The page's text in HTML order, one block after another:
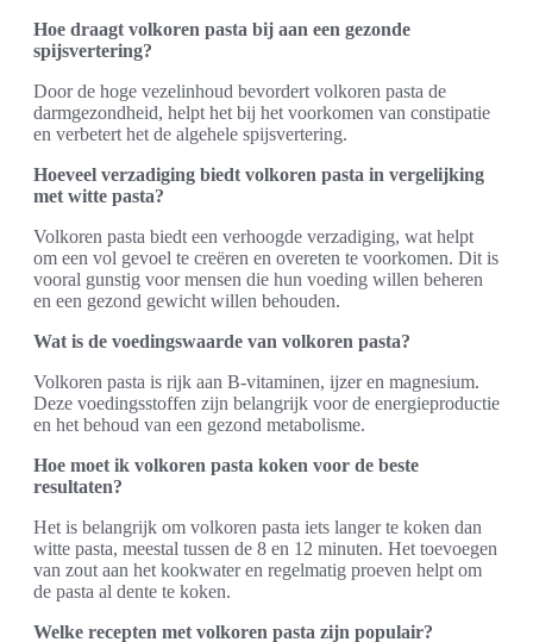
Hoe draagt volkoren pasta bij aan een gezonde
spijsvertering?
Door de hoge vezelinhoud bevordert volkoren pasta de
darmgezondheid, helpt het bij het voorkomen van constipatie
en verbetert het de algehele spijsvertering.
Hoeveel verzadiging biedt volkoren pasta in vergelijking
met witte pasta?
Volkoren pasta biedt een verhoogde verzadiging, wat helpt
om een vol gevoel te creëren en overeten te voorkomen. Dit is
vooral gunstig voor mensen die hun voeding willen beheren
en een gezond gewicht willen behouden.
Wat is de voedingswaarde van volkoren pasta?
Volkoren pasta is rijk aan B-vitaminen, ijzer en magnesium.
Deze voedingsstoffen zijn belangrijk voor de energieproductie
en het behoud van een gezond metabolisme.
Hoe moet ik volkoren pasta koken voor de beste
resultaten?
Het is belangrijk om volkoren pasta iets langer te koken dan
witte pasta, meestal tussen de 8 en 12 minuten. Het toevoegen
van zout aan het kookwater en regelmatig proeven helpt om
de pasta al dente te koken.
Welke recepten met volkoren pasta zijn populair?